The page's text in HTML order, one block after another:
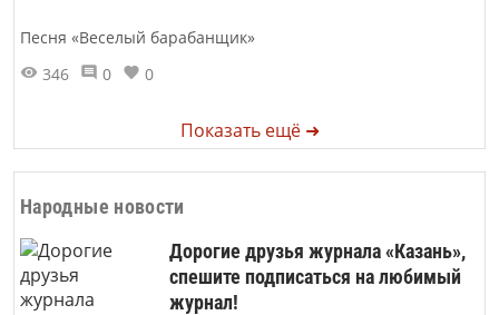
Песня «Веселый барабанщик»
346
0 0
Показать ещё ➜
Народные новости
Дорогие друзья журнала «Казань»,
спешите подписаться на любимый
журнал!